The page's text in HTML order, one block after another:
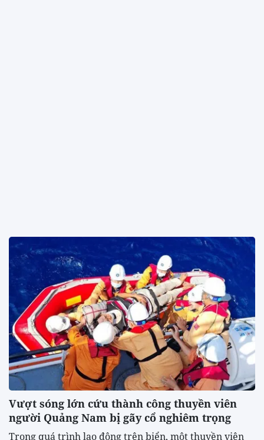
Vượt sóng lớn cứu thành công thuyền viên
người Quảng Nam bị gãy cổ nghiêm trọng
Trong quá trình lao động trên biển, một thuyền viên